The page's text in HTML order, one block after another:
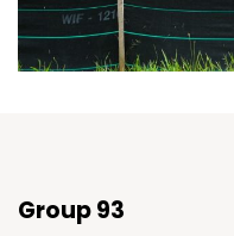
Group 93